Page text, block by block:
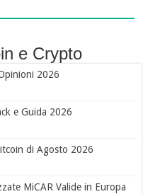
e Crypto
2026
e Guida 2026
di Agosto 2026
MiCAR Valide in Europa